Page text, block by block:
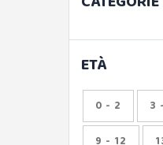
ETÀ
0 - 2 3
9 - 12